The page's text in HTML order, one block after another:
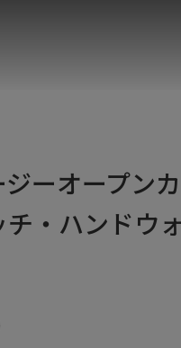
ーオープン
・ハンドウ